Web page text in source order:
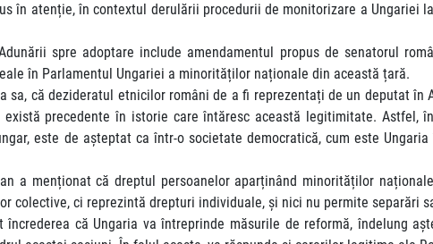
în atenție, în contextul derulării procedurii de monitorizare a
spre adoptare include amendamentul propus de senatorul
în Parlamentul Ungariei a minorităților naționale din această țară.
sa, că dezideratul etnicilor români de a fi reprezentați de un deputat
există precedente în istorie care întăresc această legitimitate. Astfel,
este de așteptat ca într-o societate democratică, cum este
a menționat că dreptul persoanelor aparținând minorităților
colective, ci reprezintă drepturi individuale, și nici nu permite separări
încrederea că Ungaria va întreprinde măsurile de reformă, îndelung